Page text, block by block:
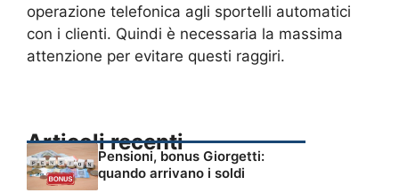
operazione telefonica agli sportelli automatici
con i clienti. Quindi è necessaria la massima
attenzione per evitare questi raggiri.
Articoli recenti
Pensioni, bonus Giorgetti:
quando arrivano i soldi